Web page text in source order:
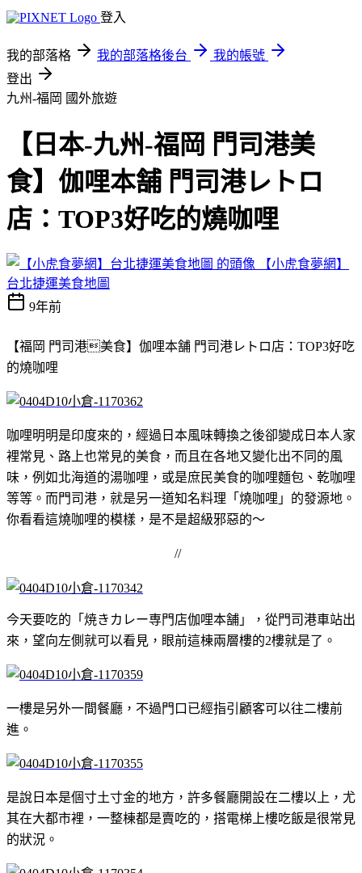
登入
我的部落格 我的部落格後台
我的帳號
登出
九州-福岡 國外旅遊
【日本-九州-福岡 門司港美
食】伽哩本舗 門司港レトロ
店：TOP3好吃的燒咖哩
【小虎食夢網】
台北捷運美食地圖
9年前
【福岡 門司港美食】伽哩本舗 門司港レトロ店：TOP3好吃
的燒咖哩
咖哩明明是印度來的，經過日本風味轉換之後卻變成日本人家
裡常見、路上也常見的美食，而且在各地又變化出不同的風
味，例如北海道的湯咖哩，或是庶民美食的咖哩麵包、乾咖哩
等等。而門司港，就是另一道知名料理「燒咖哩」的發源地。
你看看這燒咖哩的模樣，是不是超級邪惡的～
//
今天要吃的「焼きカレー専門店伽哩本舗」，從門司港車站出
來，望向左側就可以看見，眼前這棟兩層樓的2樓就是了。
一樓是另外一間餐廳，不過門口已經指引顧客可以往二樓前
進。
是說日本是個寸土寸金的地方，許多餐廳開設在二樓以上，尤
其在大都市裡，一整棟都是賣吃的，搭電梯上樓吃飯是很常見
的狀況。